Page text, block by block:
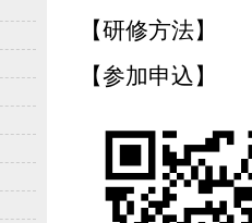
【研修方法】
【参加申込】